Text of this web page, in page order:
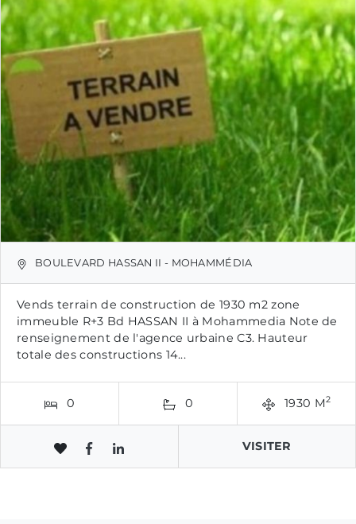
BOULEVARD HASSAN II - MOHAMMÉDIA
Vends terrain de construction de 1930 m2 zone
immeuble R+3 Bd HASSAN II à Mohammedia Note de
renseignement de l'agence urbaine C3. Hauteur
totale des constructions 14...
0 0 1930 M2
VISITER